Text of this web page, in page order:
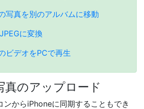
写真を別のアルバムに移動
に変換
ビデオをPCで再生
のアップロード
ンからiPhoneに同期することもでき